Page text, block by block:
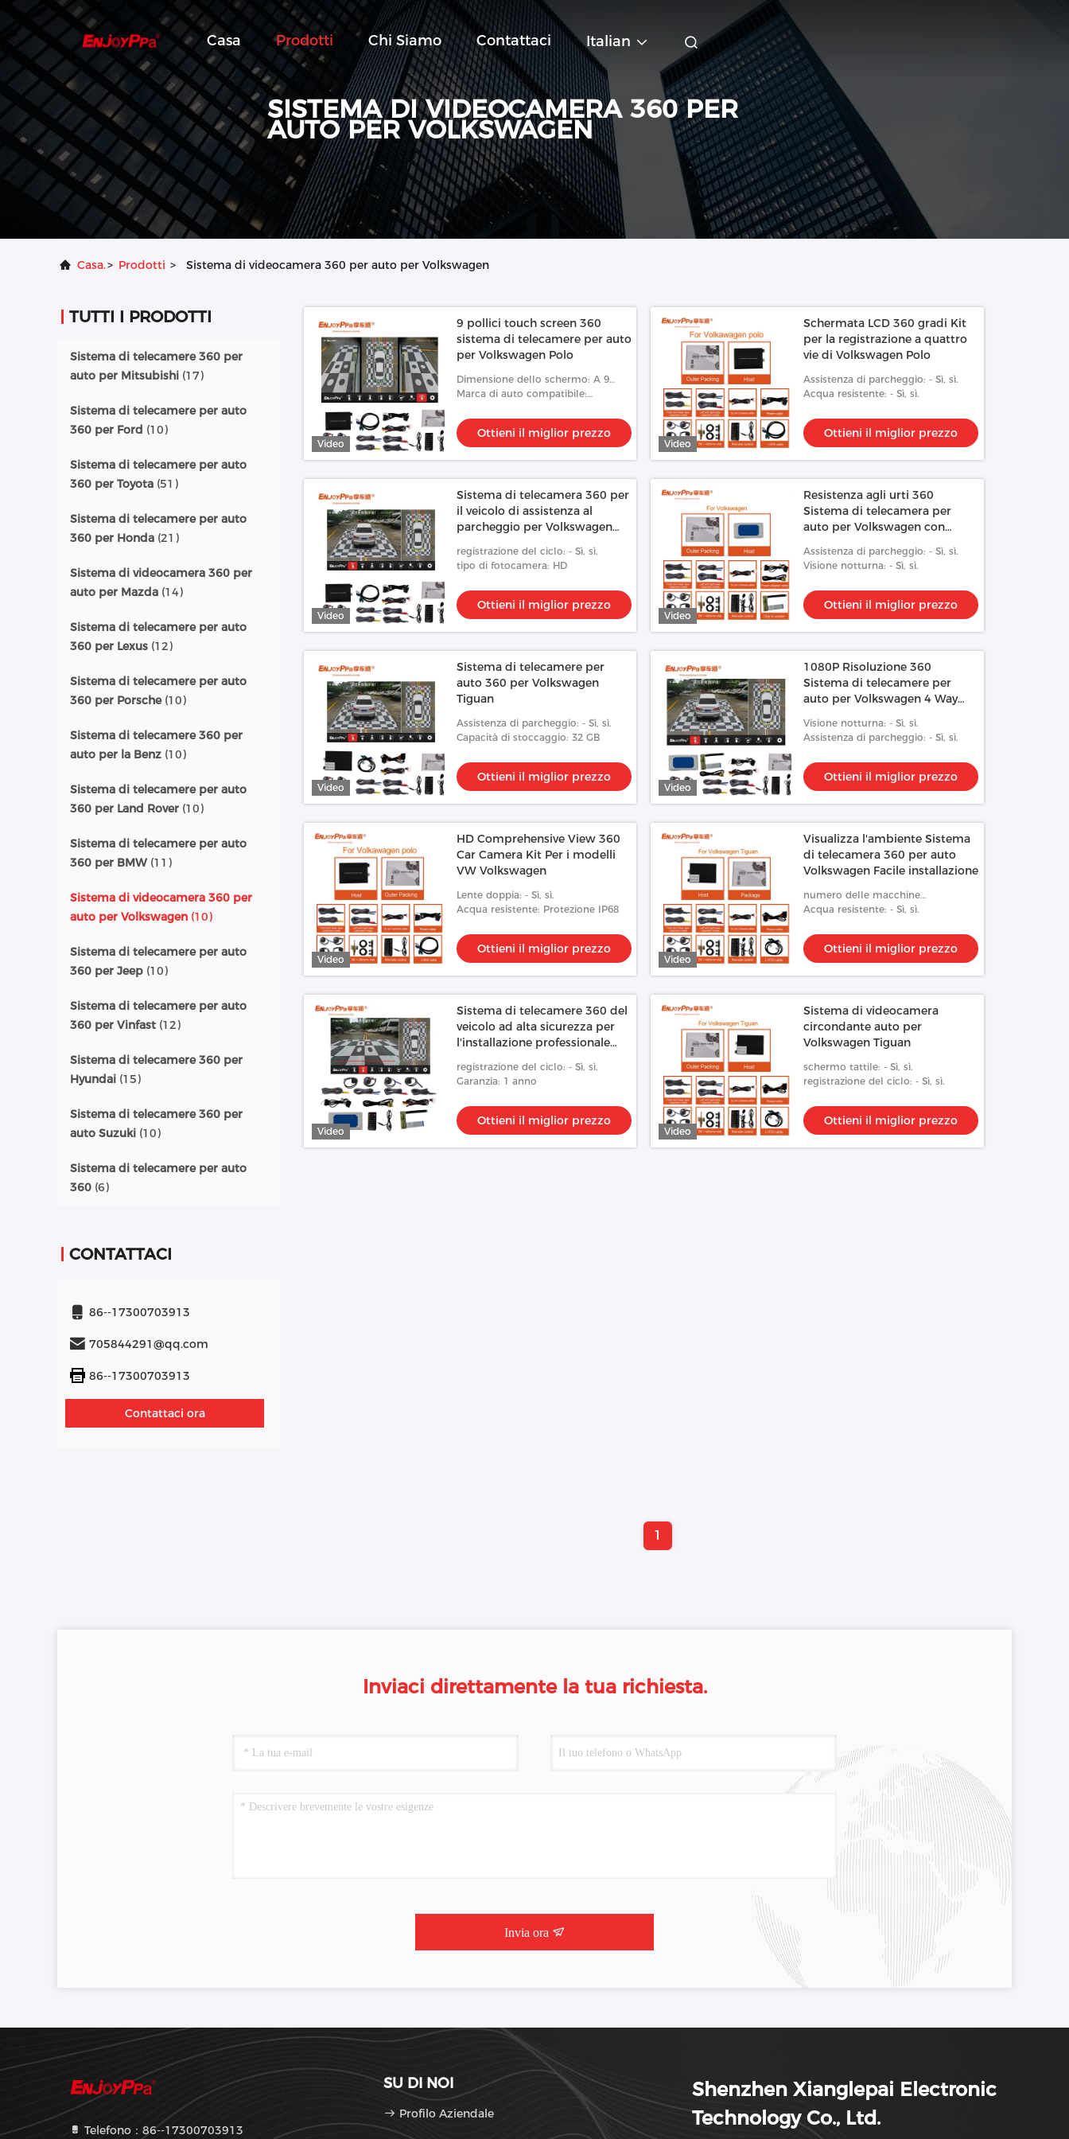
Casa Prodotti Chi Siamo Contattaci Italian
SISTEMA DI VIDEOCAMERA 360 PER
AUTO PER VOLKSWAGEN
Casa.> Prodotti > Sistema di videocamera 360 per auto per Volkswagen
TUTTI I PRODOTTI
Sistema di telecamere 360 per
auto per Mitsubishi (17)
Sistema di telecamere per auto
360 per Ford (10)
Sistema di telecamere per auto
360 per Toyota (51)
Sistema di telecamere per auto
360 per Honda (21)
Sistema di videocamera 360 per
auto per Mazda (14)
Sistema di telecamere per auto
360 per Lexus (12)
Sistema di telecamere per auto
360 per Porsche(10)
Sistema di telecamere 360 per
auto per la Benz (10)
Sistema di telecamere per auto
360 per Land Rover (10)
Sistema di telecamere per auto
360 per BMW (11)
Sistema di videocamera 360 per
auto per Volkswagen (10)
Sistema di telecamere per auto
360 per Jeep (10)
Sistema di telecamere per auto
360 per Vinfast (12)
Sistema di telecamere 360 per
Hyundai (15)
Sistema di telecamere 360 per
auto Suzuki (10)
Sistema di telecamere per auto
360 (6)
CONTATTACI
86--17300703913
705844291@qq.com
86--17300703913
Contattaci ora
Video
9 pollici touch screen 360
sistema di telecamere per auto
per Volkswagen Polo
Dimensione dello schermo: A 9
pollici
Marca di auto compatibile:
Ottieni il miglior prezzo
Video
Schermata LCD 360 gradi Kit
per la registrazione a quattro
vie di Volkswagen Polo
Assistenza di parcheggio: - Sì, sì.
Acqua resistente: - Sì, sì.
Ottieni il miglior prezzo
Video
Sistema di telecamera 360 per
il veicolo di assistenza al
parcheggio per Volkswagen
registrazione del ciclo: - Sì, sì.
tipo di fotocamera: HD
Ottieni il miglior prezzo
Video
Resistenza agli urti 360
Sistema di telecamera per
auto per Volkswagen con
Assistenza di parcheggio: - Sì, sì.
Visione notturna: - Sì, sì.
Ottieni il miglior prezzo
Video
Sistema di telecamere per
auto 360 per Volkswagen
Tiguan
Assistenza di parcheggio: - Sì, sì.
Capacità di stoccaggio: 32 GB
Ottieni il miglior prezzo
Video
1080P Risoluzione 360
Sistema di telecamere per
auto per Volkswagen 4 Way
Visione notturna: - Sì, sì.
Assistenza di parcheggio: - Sì, sì.
Ottieni il miglior prezzo
Video
HD Comprehensive View 360
Car Camera Kit Per i modelli
VW Volkswagen
Lente doppia: - Sì, sì.
Acqua resistente: Protezione IP68
Ottieni il miglior prezzo
Video
Visualizza l'ambiente Sistema
di telecamera 360 per auto
Volkswagen Facile installazione
numero delle macchine
fotografiche: 4
Acqua resistente: - Sì, sì.
Ottieni il miglior prezzo
Video
Sistema di telecamere 360 del
veicolo ad alta sicurezza per
l'installazione professionale
registrazione del ciclo: - Sì, sì.
Garanzia: 1 anno
Ottieni il miglior prezzo
Video
Sistema di videocamera
circondante auto per
Volkswagen Tiguan
schermo tattile: - Sì, sì.
registrazione del ciclo: - Sì, sì.
Ottieni il miglior prezzo
1
Inviaci direttamente la tua richiesta.
Invia ora
Telefono：86--17300703913
SU DI NOI
Profilo Aziendale
Shenzhen Xianglepai Electronic
Technology Co., Ltd.